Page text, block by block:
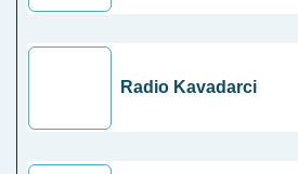
Radio Kavadarci